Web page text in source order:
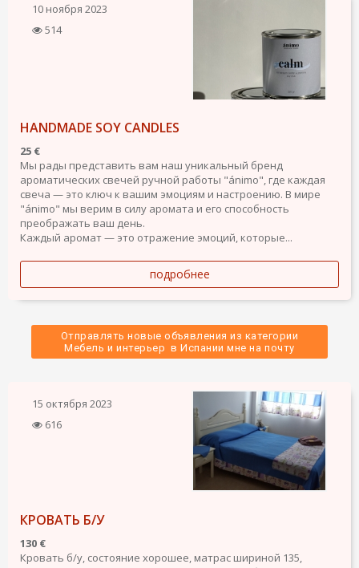
10 ноября 2023
514
HANDMADE SOY CANDLES
25 €
Мы рады представить вам наш уникальный бренд
ароматических свечей ручной работы "ánimo", где каждая
свеча — это ключ к вашим эмоциям и настроению. В мире
"ánimo" мы верим в силу аромата и его способность
преображать ваш день.
Каждый аромат — это отражение эмоций, которые...
подробнее
Отправлять новые объявления из категории
Мебель и интерьер  в Испании мне на почту
15 октября 2023
616
КРОВАТЬ Б/У
130 €
Кровать б/у, состояние хорошее, матрас шириной 135,